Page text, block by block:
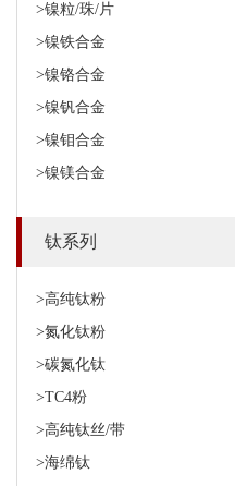
>镍粒/珠/片
>镍铁合金
>镍铬合金
>镍钒合金
>镍钼合金
>镍镁合金
钛系列
>高纯钛粉
>氮化钛粉
>碳氮化钛
>TC4粉
>高纯钛丝/带
>海绵钛